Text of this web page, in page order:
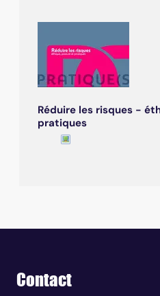
Réduire les risques -
pratiques
Contact